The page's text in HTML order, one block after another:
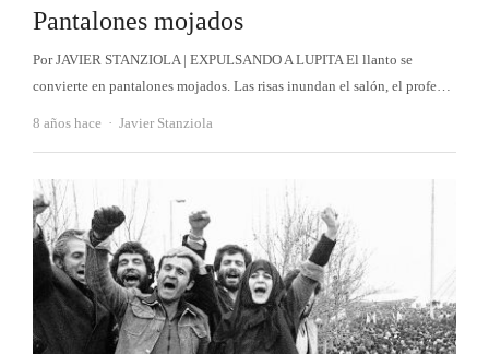
Pantalones mojados
Por JAVIER STANZIOLA | EXPULSANDO A LUPITA El llanto se
convierte en pantalones mojados. Las risas inundan el salón, el profe…
8 años hace Autor
Javier Stanziola